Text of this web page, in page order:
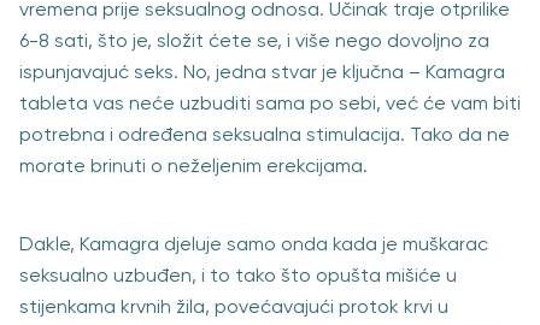
vremena prije seksualnog odnosa. Učinak traje otprilike
6-8 sati, što je, složit ćete se, i više nego dovoljno za
ispunjavajuć seks. No, jedna stvar je ključna – Kamagra
tableta vas neće uzbuditi sama po sebi, već će vam biti
potrebna i određena seksualna stimulacija. Tako da ne
morate brinuti o neželjenim erekcijama.
Dakle, Kamagra djeluje samo onda kada je muškarac
seksualno uzbuđen, i to tako što opušta mišiće u
stijenkama krvnih žila, povećavajući protok krvi u